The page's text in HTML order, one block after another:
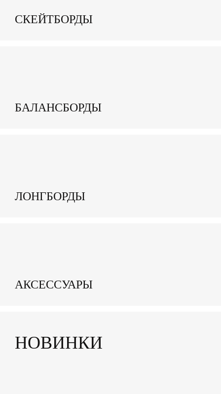
СКЕЙТБОРДЫ
ЛОНГБОРДЫ
БАЛАНСБОРДЫ
АКСЕССУАРЫ
НОВИНКИ